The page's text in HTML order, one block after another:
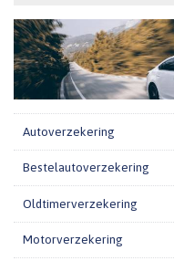
Autoverzekering
Bestelautoverzekering
Oldtimerverzekering
Motorverzekering